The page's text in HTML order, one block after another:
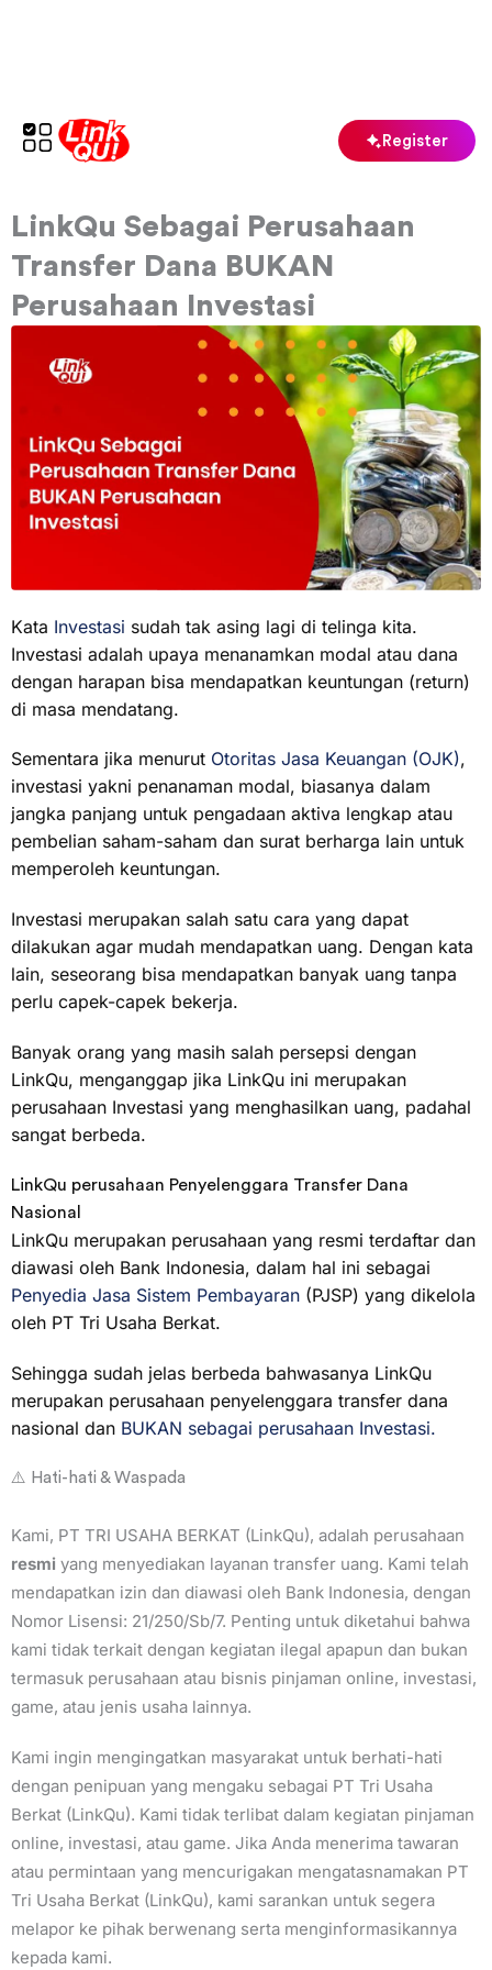
Register
LinkQu Sebagai Perusahaan
Transfer Dana BUKAN
Perusahaan Investasi
Kata Investasi sudah tak asing lagi di telinga kita.
Investasi adalah upaya menanamkan modal atau dana
dengan harapan bisa mendapatkan keuntungan (return)
di masa mendatang.
Sementara jika menurut Otoritas Jasa Keuangan (OJK),
investasi yakni penanaman modal, biasanya dalam
jangka panjang untuk pengadaan aktiva lengkap atau
pembelian saham-saham dan surat berharga lain untuk
memperoleh keuntungan.
Investasi merupakan salah satu cara yang dapat
dilakukan agar mudah mendapatkan uang. Dengan kata
lain, seseorang bisa mendapatkan banyak uang tanpa
perlu capek-capek bekerja.
Banyak orang yang masih salah persepsi dengan
LinkQu, menganggap jika LinkQu ini merupakan
perusahaan Investasi yang menghasilkan uang, padahal
sangat berbeda.
LinkQu perusahaan Penyelenggara Transfer Dana
Nasional
LinkQu merupakan perusahaan yang resmi terdaftar dan
diawasi oleh Bank Indonesia, dalam hal ini sebagai
Penyedia Jasa Sistem Pembayaran (PJSP) yang dikelola
oleh PT Tri Usaha Berkat.
Sehingga sudah jelas berbeda bahwasanya LinkQu
merupakan perusahaan penyelenggara transfer dana
nasional dan BUKAN sebagai perusahaan Investasi.
⚠️ Hati-hati & Waspada
Kami, PT TRI USAHA BERKAT (LinkQu), adalah perusahaan
resmi yang menyediakan layanan transfer uang. Kami telah
mendapatkan izin dan diawasi oleh Bank Indonesia, dengan
Nomor Lisensi: 21/250/Sb/7. Penting untuk diketahui bahwa
kami tidak terkait dengan kegiatan ilegal apapun dan bukan
termasuk perusahaan atau bisnis pinjaman online, investasi,
game, atau jenis usaha lainnya.
Kami ingin mengingatkan masyarakat untuk berhati-hati
dengan penipuan yang mengaku sebagai PT Tri Usaha
Berkat (LinkQu). Kami tidak terlibat dalam kegiatan pinjaman
online, investasi, atau game. Jika Anda menerima tawaran
atau permintaan yang mencurigakan mengatasnamakan PT
Tri Usaha Berkat (LinkQu), kami sarankan untuk segera
melapor ke pihak berwenang serta menginformasikannya
kepada kami.